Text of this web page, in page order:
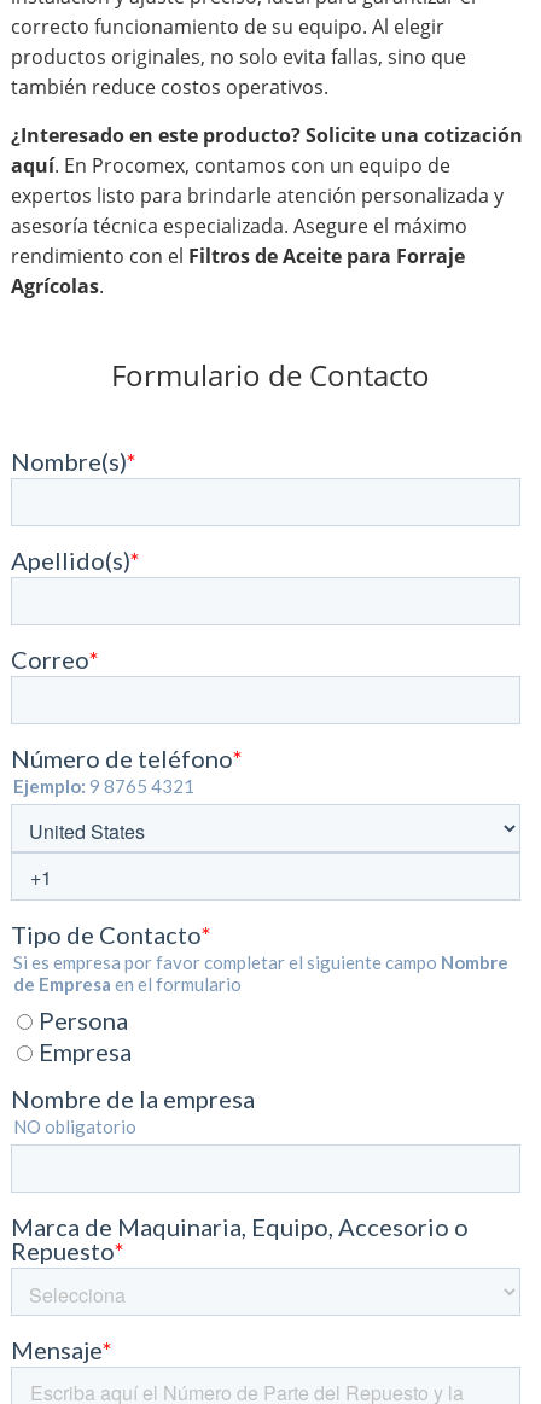
correcto funcionamiento de su equipo. Al elegir
productos originales, no solo evita fallas, sino que
también reduce costos operativos.
¿Interesado en este producto?Solicite una cotización
aquí. En Procomex, contamos con un equipo de
expertos listo para brindarle atención personalizada y
asesoría técnica especializada. Asegure el máximo
rendimiento con el Filtros de Aceite para Forraje
Agrícolas.
Formulario de Contacto